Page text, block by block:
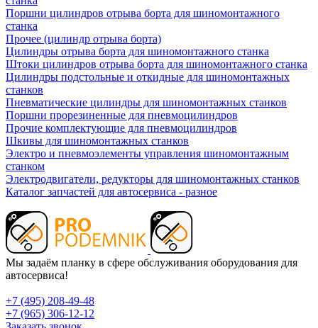
Поршни цилиндров отрыва борта для шиномонтажного
станка
Прочее (цилиндр отрыва борта)
Цилиндры отрыва борта для шиномонтажного станка
Штоки цилиндров отрыва борта для шиномонтажного станка
Цилиндры подстольные и откидные для шиномонтажных
станков
Пневматические цилиндры для шиномонтажных станков
Поршни прорезиненные для пневмоцилиндров
Прочие комплектующие для пневмоцилиндров
Шкивы для шиномонтажных станков
Электро и пневмоэлементы управления шиномонтажным
станком
Электродвигатели, редукторы для шиномонтажных станков
Каталог запчастей для автосервиса - разное
Мы задаём планку в сфере обслуживания оборудования для
автосервиса!
+7 (495) 208-49-48
+7 (965) 306-12-12